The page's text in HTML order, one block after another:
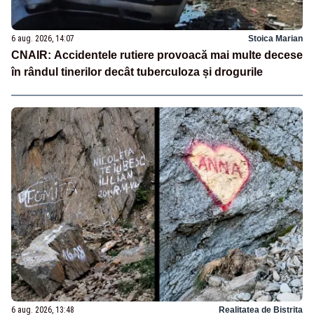
6 aug. 2026, 14:07 Stoica Marian
CNAIR: Accidentele rutiere provoacă mai multe decese
în rândul tinerilor decât tuberculoza și drogurile
6 aug. 2026, 13:48 Realitatea de Bistrita